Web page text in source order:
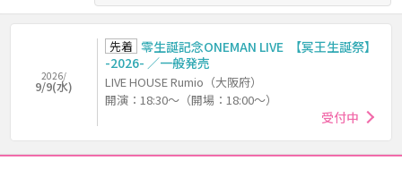
2026/
9/9(水)
先着 零生誕記念ONEMAN LIVE 【冥王生誕祭】
-2026- ／一般発売
LIVE HOUSE Rumio（大阪府）
開演：18:30～（開場：18:00～）
受付中